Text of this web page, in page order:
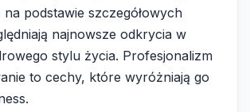
podstawie szczegółowych
najnowsze odkrycia w
stylu życia. Profesjonalizm
to cechy, które wyróżniają go